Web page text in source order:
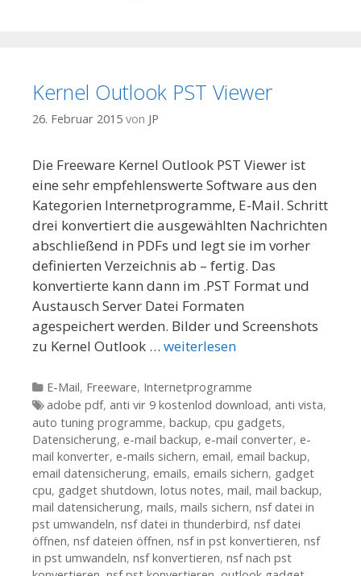
Kernel Outlook PST Viewer
26. Februar 2015 von JP
Die Freeware Kernel Outlook PST Viewer ist
eine sehr empfehlenswerte Software aus den
Kategorien Internetprogramme, E-Mail. Schritt
drei konvertiert die ausgewählten Nachrichten
abschließend in PDFs und legt sie im vorher
definierten Verzeichnis ab – fertig. Das
konvertierte kann dann im .PST Format und
Austausch Server Datei Formaten
agespeichert werden. Bilder und Screenshots
zu Kernel Outlook … weiterlesen
Kategorien
E-Mail, Freeware, Internetprogramme
Tags
adobe pdf, anti vir 9 kostenlod download, anti vista,
auto tuning programme, backup, cpu gadgets,
Datensicherung, e-mail backup, e-mail converter, e-
mail konverter, e-mails sichern, email, email backup,
email datensicherung, emails, emails sichern, gadget
cpu, gadget shutdown, lotus notes, mail, mail backup,
mail datensicherung, mails, mails sichern, nsf datei in
pst umwandeln, nsf datei in thunderbird, nsf datei
öffnen, nsf dateien öffnen, nsf in pst konvertieren, nsf
in pst umwandeln, nsf konvertieren, nsf nach pst